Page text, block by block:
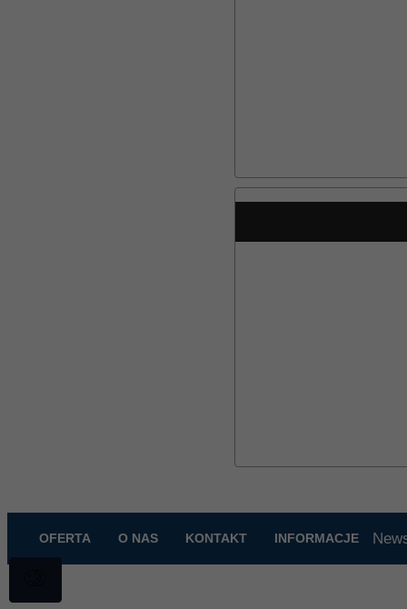
OFERTA O NAS KONTAKT INFORMACJE